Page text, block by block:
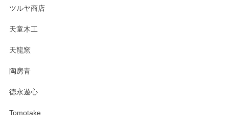
ツルヤ商店
天童木工
天龍窯
陶房青
徳永遊心
Tomotake